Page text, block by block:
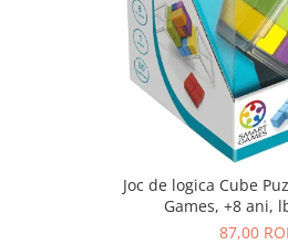
Joc de logica Cube
Games, +8 ani,
87,00